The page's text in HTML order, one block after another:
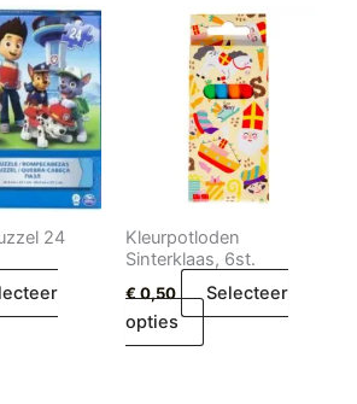
24
Kleurpotloden
Sinterklaas, 6st.
€0,50
Selecteer
opties